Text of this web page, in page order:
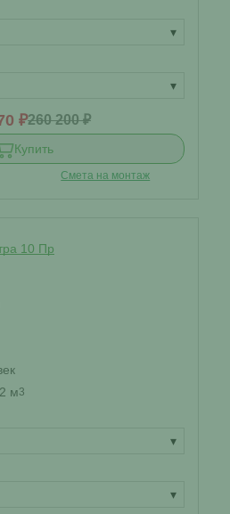
▾
▾
₽260 200 ₽
Купить
Смета на монтаж
10 Пр
2 м3
▾
▾